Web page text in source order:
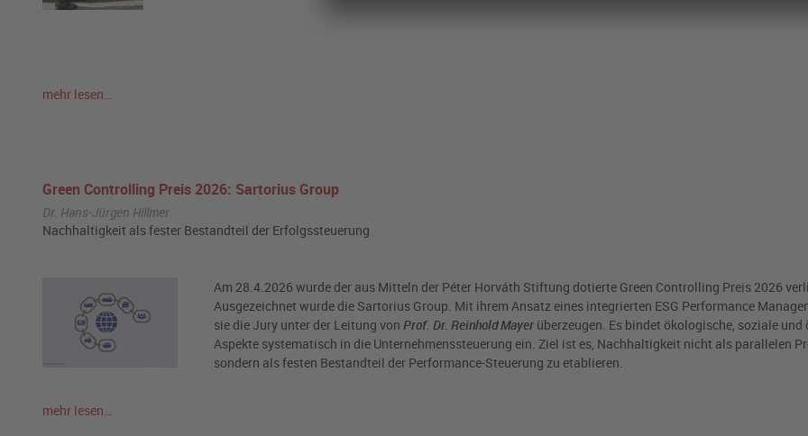
mehr lesen…
Green Controlling Preis 2026: Sartorius Group
Dr. Hans-Jürgen Hillmer
Nachhaltigkeit als fester Bestandteil der Erfolgssteuerung
Am 28.4.2026 wurde der aus Mitteln der Péter Horváth Stiftung dotierte Green Controlling Preis 2026
Ausgezeichnet wurde die Sartorius Group. Mit ihrem Ansatz eines integrierten ESG Performance
sie die Jury unter der Leitung von Prof. Dr. Reinhold Mayer überzeugen. Es bindet ökologische, soziale
Aspekte systematisch in die Unternehmenssteuerung ein. Ziel ist es, Nachhaltigkeit nicht als parallelen
sondern als festen Bestandteil der Performance-Steuerung zu etablieren.
mehr lesen…